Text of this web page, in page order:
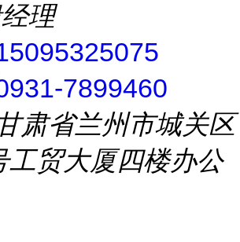
理
7899460
肃省兰州市城关区
工贸大厦四楼办公